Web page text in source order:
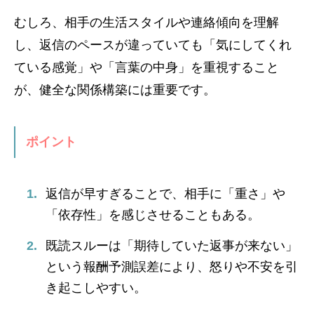
むしろ、相手の生活スタイルや連絡傾向を理解
し、返信のペースが違っていても「気にしてくれ
ている感覚」や「言葉の中身」を重視すること
が、健全な関係構築には重要です。
ポイント
返信が早すぎることで、相手に「重さ」や
「依存性」を感じさせることもある。
既読スルーは「期待していた返事が来ない」
という報酬予測誤差により、怒りや不安を引
き起こしやすい。